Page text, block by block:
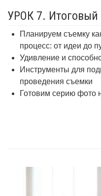
УРОК 7. Итоговый
Планируем съемку
процесс: от идеи до
Удивление и
Инструменты для
проведения съемки
Готовим серию фото